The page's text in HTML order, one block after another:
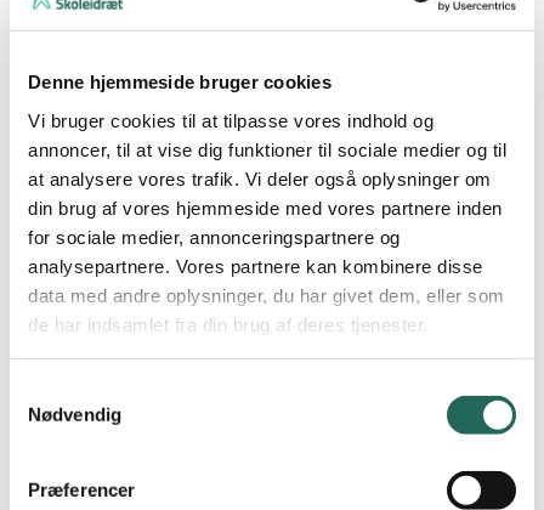
Denne hjemmeside bruger cookies
Vi bruger cookies til at tilpasse vores indhold og
annoncer, til at vise dig funktioner til sociale medier og til
at analysere vores trafik. Vi deler også oplysninger om
din brug af vores hjemmeside med vores partnere inden
for sociale medier, annonceringspartnere og
analysepartnere. Vores partnere kan kombinere disse
data med andre oplysninger, du har givet dem, eller som
de har indsamlet fra din brug af deres tjenester.
Nødvendig
Præferencer
idrætsaktiviteter.
Kompetencemål efter 9. klassetrin
Eleven kan anvende komplekse bevægelsesmønstre i udvikling
af en alsidig idrætspraksis.
Se øvrige færdigheds- og vidensmål i Fælles Mål 2019
Idrætskulturog relationer
Kompetencemål efter 2. klassetrin